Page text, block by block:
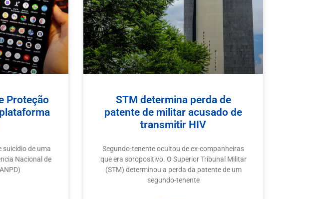
Proteção
suicídio de uma
Nacional de
STM determina perda de
patente de militar acusado de
transmitir HIV
Segundo-tenente ocultou de ex-companheiras
que era soropositivo. O Superior Tribunal Militar
(STM) determinou a perda da patente de um
segundo-tenente